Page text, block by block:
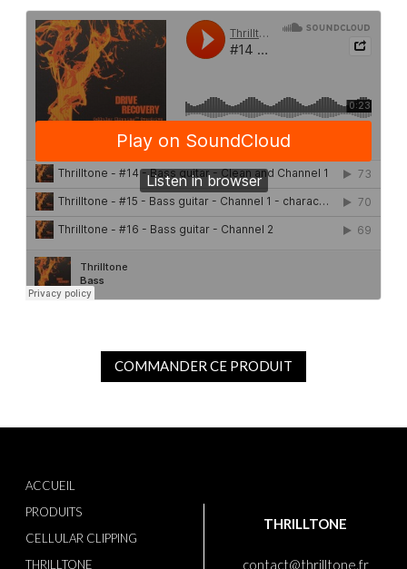
COMMANDER CE PRODUIT
ACCUEIL
PRODUITS
CELLULAR CLIPPING
THRILLTONE
THRILLTONE
contact@thrilltone.fr